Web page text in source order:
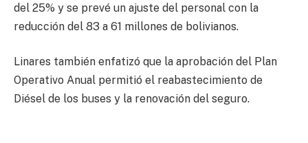
del 25% y se prevé un ajuste del personal con la
reducción del 83 a 61 millones de bolivianos.
Linares también enfatizó que la aprobación del Plan
Operativo Anual permitió el reabastecimiento de
Diésel de los buses y la renovación del seguro.